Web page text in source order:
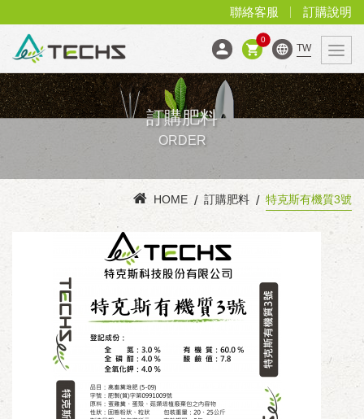
聯絡客服 訂購說明
0
TW
HOME 訂購肥料 特克斯有機質3號
訂購肥料
ORDER